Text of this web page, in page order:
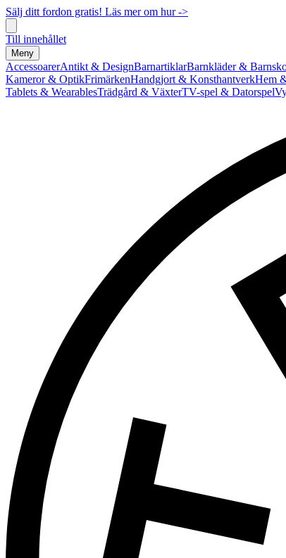
Sälj ditt fordon gratis! Läs mer om hur ->
Till innehållet
Meny
AccessoarerAntikt & DesignBarnartiklarBarnkläder &
Kameror & OptikFrimärkenHandgjort & KonsthantverkHem
Tablets & WearablesTrädgård & VäxterTV-spel & Datorspel